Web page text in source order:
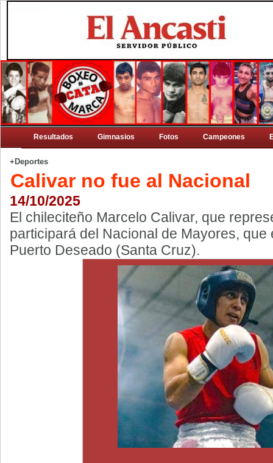
Resultados Gimnasios Fotos Campeones
+Deportes
Calivar no fue al Nacional
14/10/2025
El chileciteño Marcelo Calivar, que
participará del Nacional de Mayores, que
Puerto Deseado (Santa Cruz).